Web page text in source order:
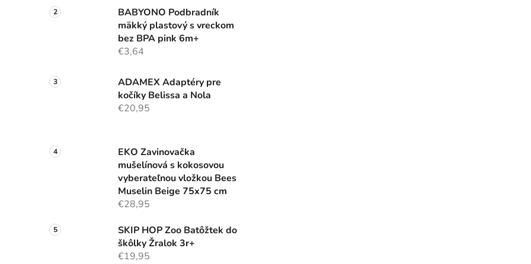
BABYONO Podbradník
mäkký plastový s vreckom
bez BPA pink 6m+
€3,64
ADAMEX Adaptéry pre
kočíky Belissa a Nola
€20,95
EKO Zavinovačka
mušelínová s kokosovou
vyberateľnou vložkou Bees
Muselin Beige 75x75 cm
€28,95
SKIP HOP Zoo Batôžtek do
škôlky Žralok 3r+
€19,95